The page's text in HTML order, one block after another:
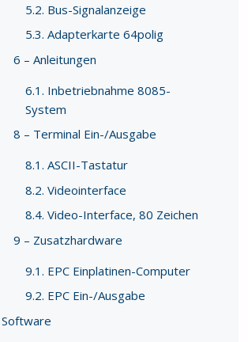
5.2. Bus-Signalanzeige
5.3. Adapterkarte 64polig
6 – Anleitungen
6.1. Inbetriebnahme 8085-
System
8 – Terminal Ein-/Ausgabe
8.1. ASCII-Tastatur
8.2. Videointerface
8.4. Video-Interface, 80 Zeichen
9 – Zusatzhardware
9.1. EPC Einplatinen-Computer
9.2. EPC Ein-/Ausgabe
Software